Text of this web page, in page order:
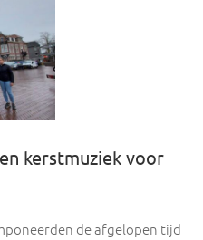
kerstmuziek voor
de afgelopen tijd